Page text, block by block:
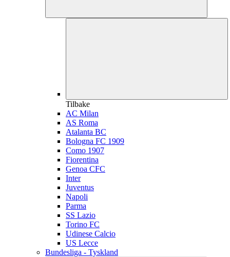
Tilbake
AC Milan
AS Roma
Atalanta BC
Bologna FC 1909
Como 1907
Fiorentina
Genoa CFC
Inter
Juventus
Napoli
Parma
SS Lazio
Torino FC
Udinese Calcio
US Lecce
Bundesliga - Tyskland